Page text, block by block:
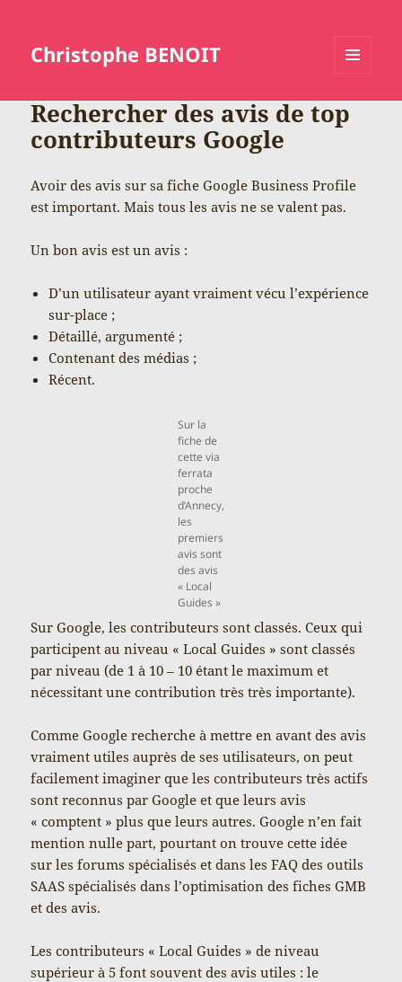
Christophe BENOIT
WIDGETS
Rechercher des avis de top
contributeurs Google
Avoir des avis sur sa fiche Google Business Profile
est important. Mais tous les avis ne se valent pas.
Un bon avis est un avis :
D’un utilisateur ayant vraiment vécu l’expérience
sur-place ;
Détaillé, argumenté ;
Contenant des médias ;
Récent.
Sur la
fiche de
cette via
ferrata
proche
d’Annecy,
les
premiers
avis sont
des avis
« Local
Guides »
Sur Google, les contributeurs sont classés. Ceux qui
participent au niveau « Local Guides » sont classés
par niveau (de 1 à 10 – 10 étant le maximum et
nécessitant une contribution très très importante).
Comme Google recherche à mettre en avant des avis
vraiment utiles auprès de ses utilisateurs, on peut
facilement imaginer que les contributeurs très actifs
sont reconnus par Google et que leurs avis
« comptent » plus que leurs autres. Google n’en fait
mention nulle part, pourtant on trouve cette idée
sur les forums spécialisés et dans les FAQ des outils
SAAS spécialisés dans l’optimisation des fiches GMB
et des avis.
Les contributeurs « Local Guides » de niveau
supérieur à 5 font souvent des avis utiles : le